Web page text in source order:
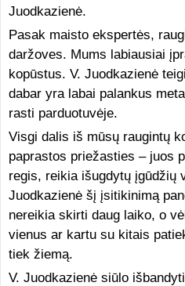
Juodkazienė.
Pasak maisto ekspertės,
daržoves. Mums labiausiai
kopūstus. V. Juodkazienė
dabar yra labai palankus
rasti parduotuvėje.
Visgi dalis iš mūsų raugintų
paprastos priežasties – juos
regis, reikia išugdytų įgūdžių
Juodkazienė šį įsitikinimą
nereikia skirti daug laiko, o
vienus ar kartu su kitais
tiek žiemą.
V. Juodkazienė siūlo